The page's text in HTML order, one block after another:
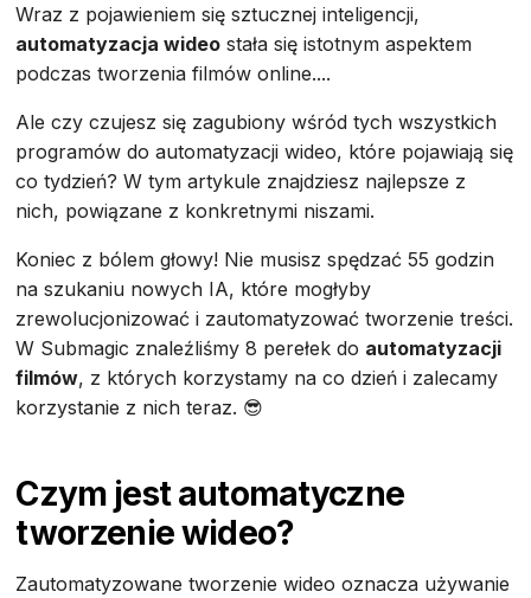
Wraz z pojawieniem się sztucznej inteligencji,
automatyzacja wideo stała się istotnym aspektem
podczas tworzenia filmów online....
Ale czy czujesz się zagubiony wśród tych wszystkich
programów do automatyzacji wideo, które pojawiają się
co tydzień? W tym artykule znajdziesz najlepsze z
nich, powiązane z konkretnymi niszami.
Koniec z bólem głowy! Nie musisz spędzać 55 godzin
na szukaniu nowych IA, które mogłyby
zrewolucjonizować i zautomatyzować tworzenie treści.
W Submagic znaleźliśmy 8 perełek do automatyzacji
filmów, z których korzystamy na co dzień i zalecamy
korzystanie z nich teraz. 😎
Czym jest automatyczne
tworzenie wideo?
Zautomatyzowane tworzenie wideo oznacza używanie